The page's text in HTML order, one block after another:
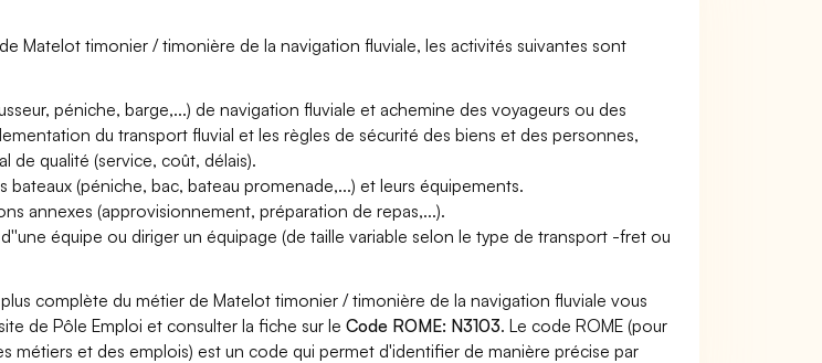
Matelot timonier / timonière de la navigation fluviale, les activités suivantes sont
péniche, barge,...) de navigation fluviale et achemine des voyageurs ou des
du transport fluvial et les règles de sécurité des biens et des personnes,
de qualité (service, coût, délais).
(péniche, bac, bateau promenade,...) et leurs équipements.
annexes (approvisionnement, préparation de repas,...).
équipe ou diriger un équipage (de taille variable selon le type de transport -fret ou
complète du métier de Matelot timonier / timonière de la navigation fluviale vous
de Pôle Emploi et consulter la fiche sur leCode ROME: N3103. Le code ROME (pour
métiers et des emplois) est un code qui permet d'identifier de manière précise par